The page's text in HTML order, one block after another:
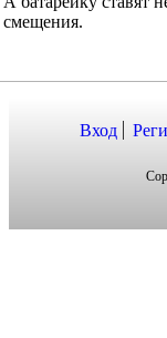
А батарейку ставят
смещения.
Вход